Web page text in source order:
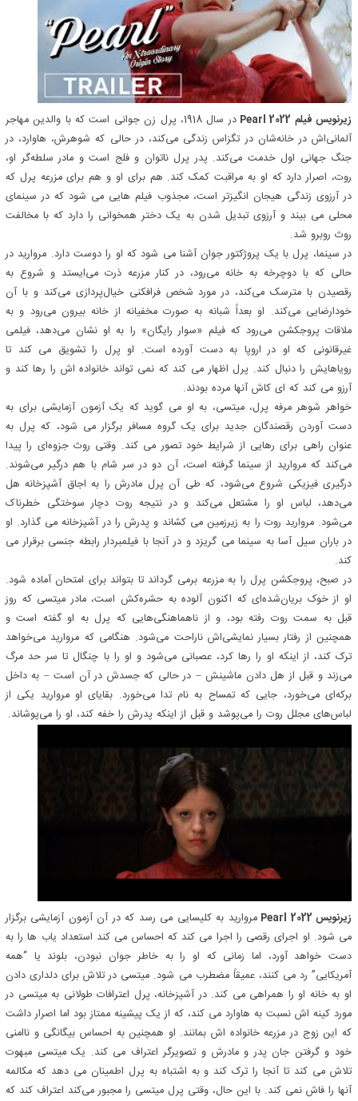
زیرنویس فیلم Pearl 2022
در سال 1918، پرل زن جوانی است که با والدین مهاجر
آلمانی‌اش در خانه‌شان در تگزاس زندگی می‌کند، در حالی که شوهرش، هاوارد، در
جنگ جهانی اول خدمت می‌کند. پدر پرل ناتوان و فلج است و مادر سلطه‌گر او،
روت، اصرار دارد که او به مراقبت کمک کند. هم برای او و هم برای مزرعه پرل که
در آرزوی زندگی هیجان انگیزتر است، مجذوب فیلم هایی می شود که در سینمای
محلی می بیند و آرزوی تبدیل شدن به یک دختر همخوانی را دارد که با مخالفت
روث روبرو شد.
در سینما، پرل با یک پروژکتور جوان آشنا می شود که او را دوست دارد. مروارید در
حالی که با دوچرخه به خانه می‌رود، در کنار مزرعه ذرت می‌ایستد و شروع به
رقصیدن با مترسک می‌کند، در مورد شخص فرافکنی خیال‌پردازی می‌کند و با آن
خودارضایی می‌کند. او بعداً شبانه به صورت مخفیانه از خانه بیرون می‌رود و به
ملاقات پروجکشن می‌رود که فیلم «سوار رایگان» را به او نشان می‌دهد، فیلمی
غیرقانونی که او در اروپا به دست آورده است. او پرل را تشویق می کند تا
رویاهایش را دنبال کند. پرل اظهار می کند که نمی تواند خانواده اش را رها کند و
آرزو می کند که ای کاش آنها مرده بودند.
خواهر شوهر مرفه پرل، میتسی، به او می گوید که یک آزمون آزمایشی برای به
دست آوردن رقصندگان جدید برای یک گروه مسافر برگزار می شود، که پرل به
عنوان راهی برای رهایی از شرایط خود تصور می کند. وقتی روث جزوه‌ای را پیدا
می‌کند که مروارید از سینما گرفته است، آن دو در سر شام با هم درگیر می‌شوند.
درگیری فیزیکی شروع می‌شود، که طی آن پرل مادرش را به اجاق آشپزخانه هل
می‌دهد، لباس او را مشتعل می‌کند و در نتیجه روت دچار سوختگی خطرناک
می‌شود. مروارید روت را به زیرزمین می کشاند و پدرش را در آشپزخانه می گذارد. او
در باران سیل آسا به سینما می گریزد و در آنجا با فیلمبردار رابطه جنسی برقرار می
کند.
در صبح، پروجکشن پرل را به مزرعه برمی گرداند تا بتواند برای امتحان آماده شود.
او از خوک بریان‌شده‌ای که اکنون آلوده به حشره‌کش است، مادر میتسی که روز
قبل به سمت روت رفته بود، و از ناهماهنگی‌هایی که پرل به او گفته است و
همچنین از رفتار بسیار نمایشی‌اش ناراحت می‌شود. هنگامی که مروارید می‌خواهد
ترک کند، از اینکه او را رها کرد، عصبانی می‌شود و او را با چنگال تا سر حد مرگ
می‌زند و قبل از هل دادن ماشینش – در حالی که جسدش در آن است – به داخل
برکه‌ای می‌خورد، جایی که تمساح به نام تدا می‌خورد. بقایای او مروارید یکی از
لباس‌های مجلل روت را می‌پوشد و قبل از اینکه پدرش را خفه کند، او را می‌پوشاند.
زیرنویس Pearl 2022
مروارید به کلیسایی می رسد که در آن آزمون آزمایشی برگزار
می شود. او اجرای رقصی را اجرا می کند که احساس می کند استعداد یاب ها را به
دست خواهد آورد، اما زمانی که او را به خاطر جوان نبودن، بلوند یا “همه
آمریکایی” رد می کنند، عمیقاً مضطرب می شود. میتسی در تلاش برای دلداری دادن
او به خانه او را همراهی می کند. در آشپزخانه، پرل اعترافات طولانی به میتسی در
مورد کینه اش نسبت به هاوارد می کند، که از یک پیشینه ممتاز بود اما اصرار داشت
که این زوج در مزرعه خانواده اش بمانند. او همچنین به احساس بیگانگی و ناامنی
خود و گرفتن جان پدر و مادرش و تصویرگر اعتراف می کند. یک میتسی مبهوت
تلاش می کند تا آنجا را ترک کند و به اشتباه به پرل اطمینان می دهد که مکالمه
آنها را فاش نمی کند. با این حال، وقتی پرل میتسی را مجبور می‌کند اعتراف کند که